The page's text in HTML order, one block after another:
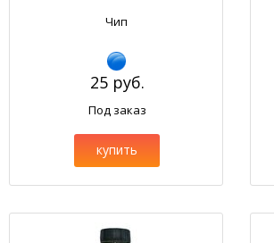
Чип
25 руб.
Под заказ
купить